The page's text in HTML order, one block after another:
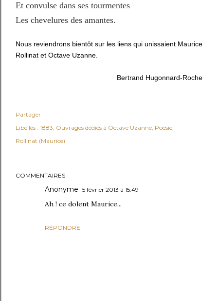
Et convulse dans ses tourmentes
Les chevelures des amantes.
Nous reviendrons bientôt sur les liens qui unissaient Maurice
Rollinat et Octave Uzanne.
Bertrand Hugonnard-Roche
Partager
Libellés : 1883 Ouvrages dédiés à Octave Uzanne Poésie
Rollinat (Maurice)
COMMENTAIRES
Anonyme 5 février 2013 à 15:49
Ah ! ce dolent Maurice...
RÉPONDRE